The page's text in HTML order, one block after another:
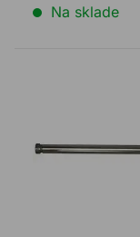
Na sklade